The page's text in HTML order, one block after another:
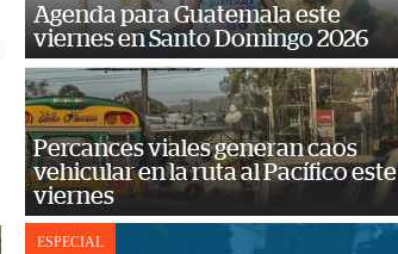
Agenda para Guatemala este
viernes en Santo Domingo 2026
Percances viales generan caos
vehicular en la ruta al Pacífico este
viernes
ESPECIAL